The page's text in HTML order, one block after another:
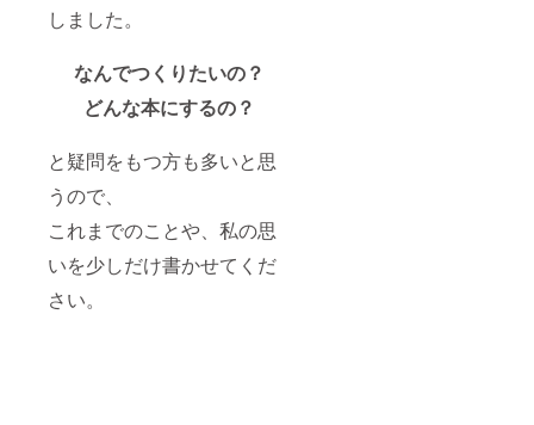
しました。
なんでつくりたいの？
どんな本にするの？
と疑問をもつ方も多いと思
うので、
これまでのことや、私の思
いを少しだけ書かせてくだ
さい。